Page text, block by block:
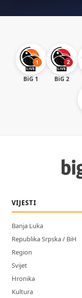
BiG 1 BiG 2
VIJESTI
Banja Luka
Republika Srpska / BiH
Region
Svijet
Hronika
Kultura